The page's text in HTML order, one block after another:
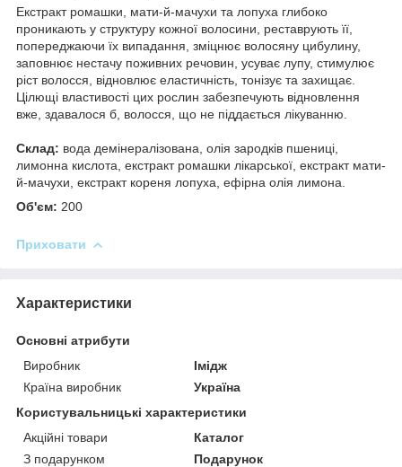
Екстракт ромашки, мати-й-мачухи та лопуха глибоко
проникають у структуру кожної волосини, реставрують її,
попереджаючи їх випадання, зміцнює волосяну цибулину,
заповнює нестачу поживних речовин, усуває лупу, стимулює
ріст волосся, відновлює еластичність, тонізує та захищає.
Цілющі властивості цих рослин забезпечують відновлення
вже, здавалося б, волосся, що не піддається лікуванню.
Склад: вода демінералізована, олія зародків пшениці,
лимонна кислота, екстракт ромашки лікарської, екстракт мати-
й-мачухи, екстракт кореня лопуха, ефірна олія лимона.
Об'єм: 200
Приховати
Характеристики
Основні атрибути
Виробник
Імідж
Країна виробник
Україна
Користувальницькі характеристики
Акційні товари
Каталог
З подарунком
Подарунок